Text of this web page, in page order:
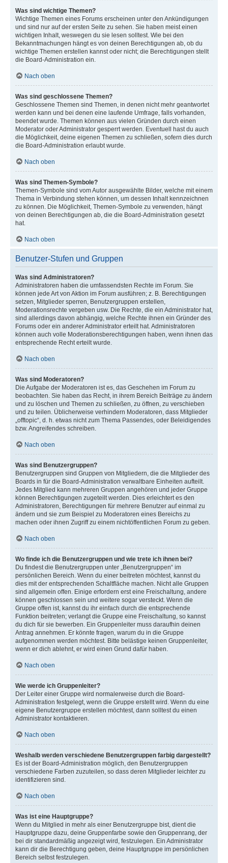
Was sind wichtige Themen?
Wichtige Themen eines Forums erscheinen unter den Ankündigungen
und sind nur auf der ersten Seite zu sehen. Sie haben meist einen
wichtigen Inhalt, weswegen du sie lesen solltest. Wie bei den
Bekanntmachungen hängt es von deinen Berechtigungen ab, ob du
wichtige Themen erstellen kannst oder nicht; die Berechtigungen stellt
die Board-Administration ein.
Nach oben
Was sind geschlossene Themen?
Geschlossene Themen sind Themen, in denen nicht mehr geantwortet
werden kann und bei denen eine laufende Umfrage, falls vorhanden,
beendet wurde. Themen können aus vielen Gründen durch einen
Moderator oder Administrator gesperrt werden. Eventuell hast du auch
die Möglichkeit, deine eigenen Themen zu schließen, sofern dies durch
die Board-Administration erlaubt wurde.
Nach oben
Was sind Themen-Symbole?
Themen-Symbole sind vom Autor ausgewählte Bilder, welche mit einem
Thema in Verbindung stehen können, um dessen Inhalt kennzeichnen
zu können. Die Möglichkeit, Themen-Symbole zu verwenden, hängt
von deinen Berechtigungen ab, die die Board-Administration gesetzt
hat.
Nach oben
Benutzer-Stufen und Gruppen
Was sind Administratoren?
Administratoren haben die umfassendsten Rechte im Forum. Sie
können jede Art von Aktion im Forum ausführen; z. B. Berechtigungen
setzen, Mitglieder sperren, Benutzergruppen erstellen,
Moderationsrechte vergeben usw. Die Rechte, die ein Administrator hat,
sind allerdings davon abhängig, welche Rechte ihnen ein Gründer des
Forums oder ein anderer Administrator erteilt hat. Administratoren
können auch volle Moderationsberechtigungen haben, wenn ihnen das
entsprechende Recht erteilt wurde.
Nach oben
Was sind Moderatoren?
Die Aufgabe der Moderatoren ist es, das Geschehen im Forum zu
beobachten. Sie haben das Recht, in ihrem Bereich Beiträge zu ändern
und zu löschen und Themen zu schließen, zu öffnen, zu verschieben
und zu teilen. Üblicherweise verhindern Moderatoren, dass Mitglieder
„offtopic“, d. h. etwas nicht zum Thema Passendes, oder Beleidigendes
bzw. Angreifendes schreiben.
Nach oben
Was sind Benutzergruppen?
Benutzergruppen sind Gruppen von Mitgliedern, die die Mitglieder des
Boards in für die Board-Administration verwaltbare Einheiten aufteilt.
Jedes Mitglied kann mehreren Gruppen angehören und jeder Gruppe
können Berechtigungen zugeteilt werden. Dies erleichtert es den
Administratoren, Berechtigungen für mehrere Benutzer auf einmal zu
ändern und sie zum Beispiel zu Moderatoren eines Bereichs zu
machen oder ihnen Zugriff zu einem nichtöffentlichen Forum zu geben.
Nach oben
Wo finde ich die Benutzergruppen und wie trete ich ihnen bei?
Du findest die Benutzergruppen unter „Benutzergruppen“ im
persönlichen Bereich. Wenn du einer beitreten möchtest, kannst du
dies mit der entsprechenden Schaltfläche machen. Nicht alle Gruppen
sind allgemein offen. Einige erfordern erst eine Freischaltung, andere
können geschlossen sein und weitere sogar versteckt. Wenn die
Gruppe offen ist, kannst du ihr einfach durch die entsprechende
Funktion beitreten; verlangt die Gruppe eine Freischaltung, so kannst
du dich für sie bewerben. Ein Gruppenleiter muss daraufhin deinen
Antrag annehmen. Er könnte fragen, warum du in die Gruppe
aufgenommen werden möchtest. Bitte belästige keinen Gruppenleiter,
wenn er dich ablehnt, er wird einen Grund dafür haben.
Nach oben
Wie werde ich Gruppenleiter?
Der Leiter einer Gruppe wird normalerweise durch die Board-
Administration festgelegt, wenn die Gruppe erstellt wird. Wenn du eine
eigene Benutzergruppe erstellen möchtest, dann solltest du einen
Administrator kontaktieren.
Nach oben
Weshalb werden verschiedene Benutzergruppen farbig dargestellt?
Es ist der Board-Administration möglich, den Benutzergruppen
verschiedene Farben zuzuteilen, so dass deren Mitglieder leichter zu
identifizieren sind.
Nach oben
Was ist eine Hauptgruppe?
Wenn du Mitglied in mehr als einer Benutzergruppe bist, dient die
Hauptgruppe dazu, deine Gruppenfarbe sowie den Gruppenrang, der
bei dir standardmäßig angezeigt wird, festzulegen. Ein Administrator
kann dir die Berechtigung geben, deine Hauptgruppe im persönlichen
Bereich selbst festzulegen.